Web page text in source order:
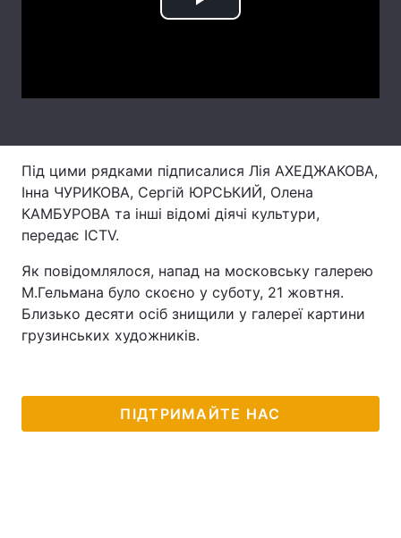
Туризм
Екологія Регіони
Відео з Youtube Статті
Інтерв'ю
Архів Вакансії
Контакти
Play
Під цими рядками підписалися Лія АХЕДЖАКОВА,
Інна ЧУРИКОВА, Сергій ЮРСЬКИЙ, Олена
КАМБУРОВА та інші відомі діячі культури,
передає ICTV.
Як повідомлялося, напад на московську галерею
М.Гельмана було скоєно у суботу, 21 жовтня.
Близько десяти осіб знищили у галереї картини
грузинських художників.
ПІДТРИМАЙТЕ НАС